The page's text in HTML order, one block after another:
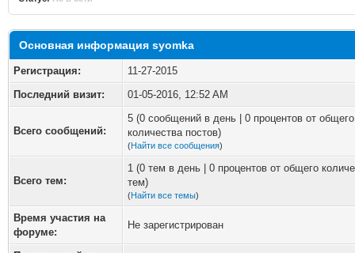
Основная информация syomka
Регистрация:
11-27-2015
Последний визит:
01-05-2016, 12:52 AM
Всего сообщений:
5 (0 сообщений в день | 0 процентов от общего
количества постов)
(Найти все сообщения)
Всего тем:
1 (0 тем в день | 0 процентов от общего
тем)
(Найти все темы)
Время участия на
форуме:
Не зарегистрирован